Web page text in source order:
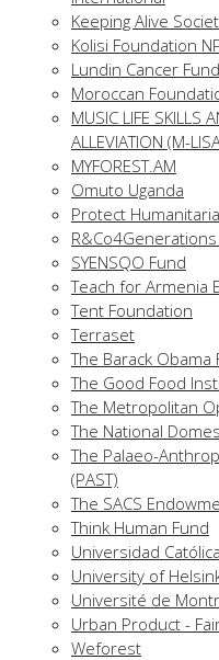
Keeping Alive
Kolisi Foundation
Lundin Cancer Fund
Moroccan
MUSIC LIFE SKILLS
ALLEVIATION (M-
MYFOREST.AM
Omuto Uganda
Protect
SYENSQO Fund
Teach for Armenia
Tent Foundation
Terraset
The Barack Obama
The Good Food
The Metropolitan
The National
The Palaeo-
(PAST)
The SACS
Think Human Fund
Universidad
University of
Université de
Urban Product -
Weforest